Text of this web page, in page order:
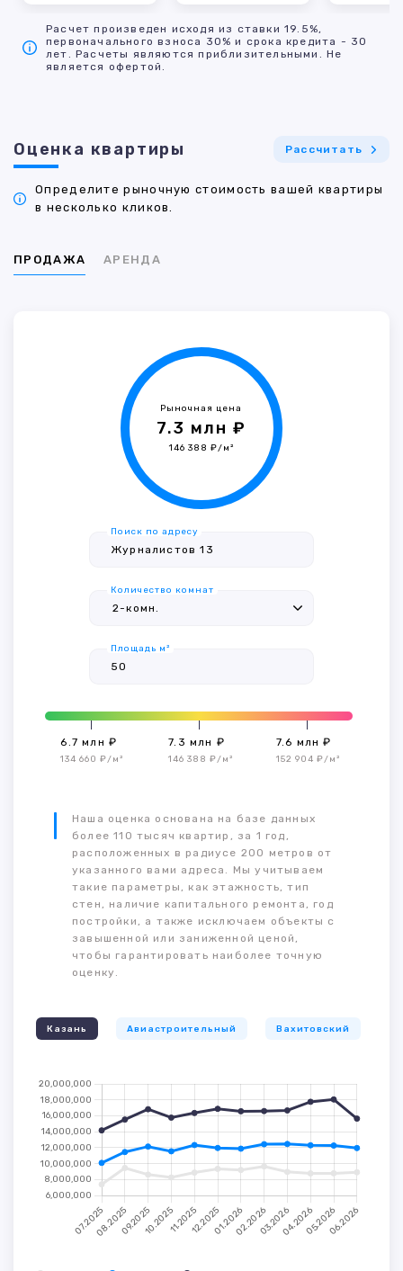
Расчет произведен исходя из ставки 19.5%,
первоначального взноса 30% и срока кредита - 30
лет. Расчеты являются приблизительными. Не
является офертой.
Оценка квартиры Рассчитать
Определите рыночную стоимость вашей квартиры
в несколько кликов.
ПРОДАЖА АРЕНДА
Рыночная цена
7.3 млн ₽
146 388 ₽/м²
Поиск по адресу
Количество комнат
Площадь м²
6.7 млн ₽
134 660 ₽/м²
7.3 млн ₽
146 388 ₽/м²
7.6 млн ₽
152 904 ₽/м²
Наша оценка основана на базе данных
более 110 тысяч квартир, за 1 год,
расположенных в радиусе 200 метров от
указанного вами адреса. Мы учитываем
такие параметры, как этажность, тип
стен, наличие капитального ремонта, год
постройки, а также исключаем объекты с
завышенной или заниженной ценой,
чтобы гарантировать наиболее точную
оценку.
Казань Авиастроительный Вахитовский